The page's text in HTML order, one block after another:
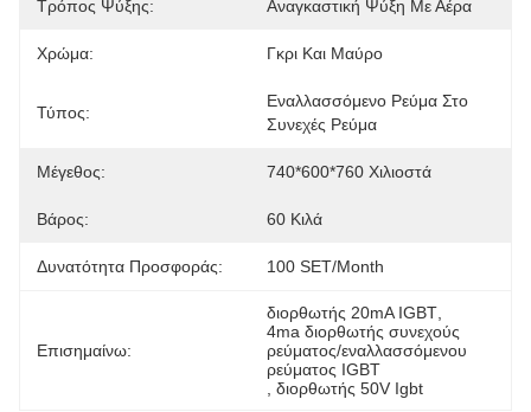
Τρόπος Ψύξης: Αναγκαστική Ψύξη Με Αέρα
Χρώμα: Γκρι Και Μαύρο
Τύπος:
Εναλλασσόμενο Ρεύμα Στο
Συνεχές Ρεύμα
Μέγεθος: 740*600*760 Χιλιοστά
Βάρος: 60 Κιλά
Δυνατότητα Προσφοράς: 100 SET/month
Επισημαίνω:
διορθωτής 20mA IGBT
4ma διορθωτής συνεχούς
ρεύματος/εναλλασσόμενου
ρεύματος IGBT
διορθωτής 50V Igbt